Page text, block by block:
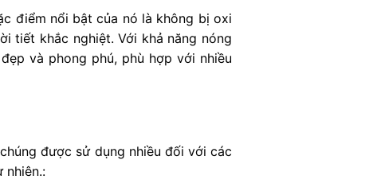
điểm nổi bật của nó là không bị oxi
tiết khắc nghiệt. Với khả năng nóng
và phong phú, phù hợp với nhiều
được sử dụng nhiều đối với các
nhiên.: